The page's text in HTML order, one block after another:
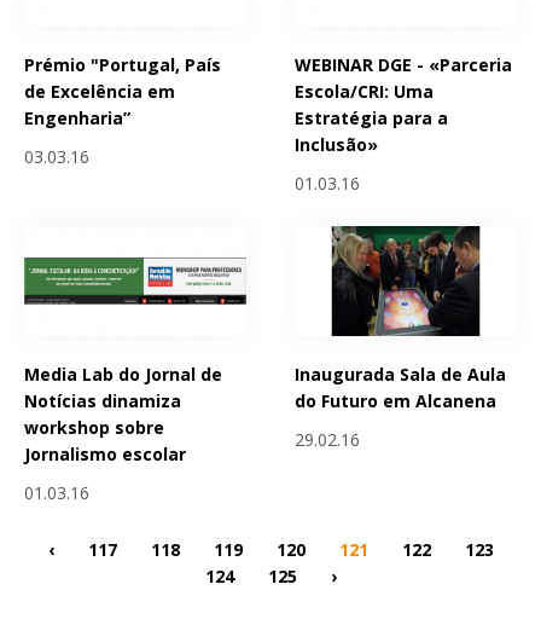
Prémio "Portugal, País
de Excelência em
Engenharia”
03.03.16
WEBINAR DGE - «Parceria
Escola/CRI: Uma
Estratégia para a
Inclusão»
01.03.16
Media Lab do Jornal de
Notícias dinamiza
workshop sobre
Jornalismo escolar
01.03.16
Inaugurada Sala de Aula
do Futuro em Alcanena
29.02.16
‹ 117 118 119 120 121 122
123
124
125 ›